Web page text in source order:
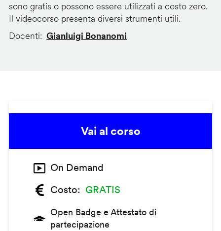
sono gratis o possono essere utilizzati a costo zero.
Il videocorso presenta diversi strumenti utili.
Docenti
Gianluigi Bonanomi
Vai al corso
On Demand
Costo
GRATIS
Open Badge e Attestato di
partecipazione